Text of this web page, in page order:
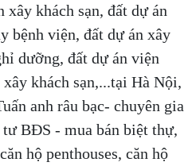
xây khách sạn, đất dự án
bệnh viện, đất dự án xây
dưỡng, đất dự án viện
khách sạn,...tại Hà Nội,
anh râu bạc- chuyên gia
BĐS - mua bán biệt thự,
hộ penthouses, căn hộ